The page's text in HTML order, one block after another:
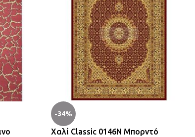
-34%
Χαλί Classic 0146N Μπορντό